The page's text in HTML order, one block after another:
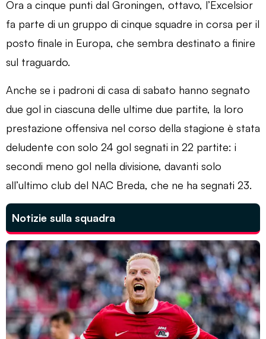
Ora a cinque punti dal Groningen, ottavo, l’Excelsior
fa parte di un gruppo di cinque squadre in corsa per il
posto finale in Europa, che sembra destinato a finire
sul traguardo.
Anche se i padroni di casa di sabato hanno segnato
due gol in ciascuna delle ultime due partite, la loro
prestazione offensiva nel corso della stagione è stata
deludente con solo 24 gol segnati in 22 partite: i
secondi meno gol nella divisione, davanti solo
all’ultimo club del NAC Breda, che ne ha segnati 23.
Notizie sulla squadra